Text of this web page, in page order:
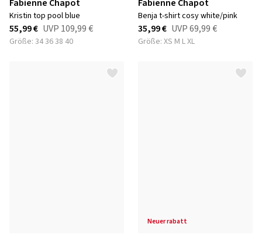
Fabienne Chapot
kristin top pool blue
55,99 € UVP 109,99 €
Größe: 34 36 38 40
Fabienne Chapot
benja t-shirt cosy white/pink
35,99 € UVP69,99 €
Größe: XS M L XL
neuer rabatt